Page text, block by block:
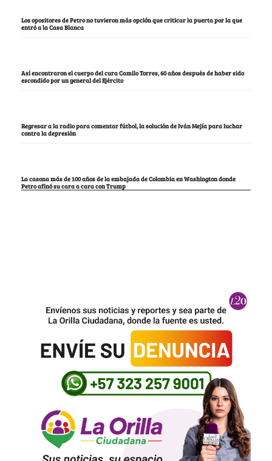
Los opositores de Petro no tuvieron más opción que criticar la puerta por la que
entró a la Casa Blanca
Así encontraron el cuerpo del cura Camilo Torres, 60 años después de haber sido
escondido por un general del Ejército
Regresar a la radio para comentar fútbol, la solución de Iván Mejía para luchar
contra la depresión
La casona más de 100 años de la embajada de Colombia en Washington donde
Petro afinó su cara a cara con Trump